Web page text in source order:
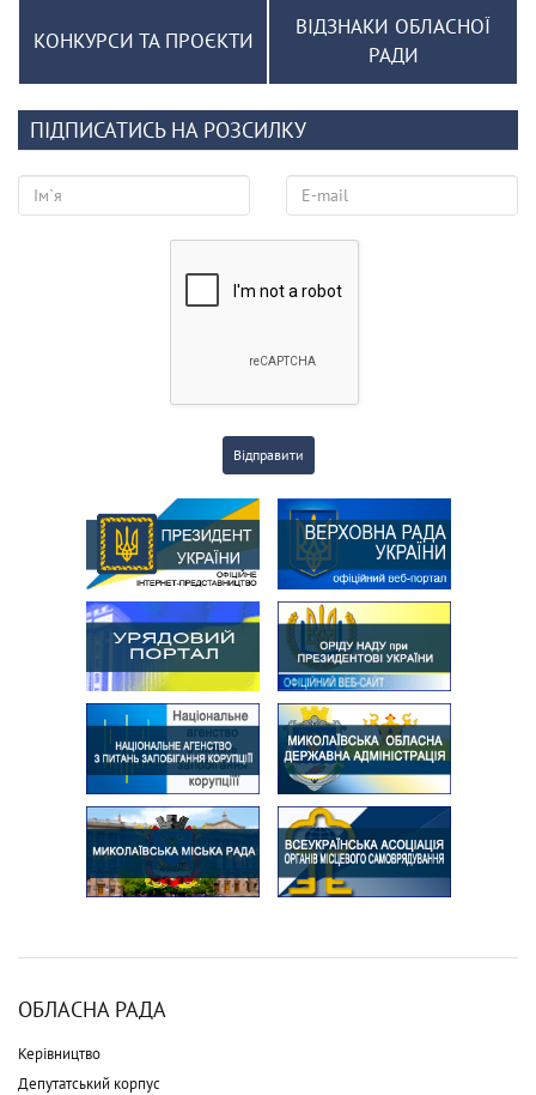
КОНКУРСИ ТА ПРОЄКТИ
ВІДЗНАКИ ОБЛАСНОЇ
РАДИ
ПІДПИСАТИСЬ НА РОЗСИЛКУ
Відправити
ОБЛАСНА РАДА
Керівництво
Депутатський корпус